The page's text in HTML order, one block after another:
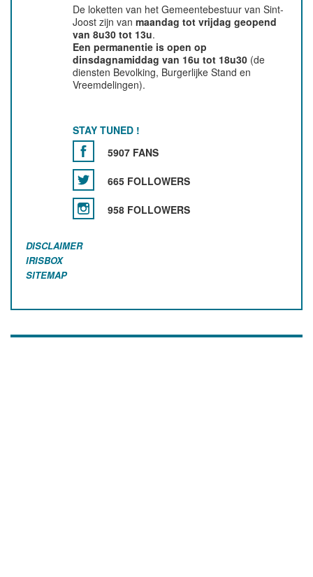
De loketten van het Gemeentebestuur van Sint-
Joost zijn vanmaandag tot vrijdag geopend
van 8u30 tot 13u.
Een permanentie is open op
dinsdagnamiddag van 16u tot 18u30 (de
diensten Bevolking, Burgerlijke Stand en
Vreemdelingen).
STAY TUNED !
5907 FANS
665 FOLLOWERS
958 FOLLOWERS
DISCLAIMER
IRISBOX
SITEMAP